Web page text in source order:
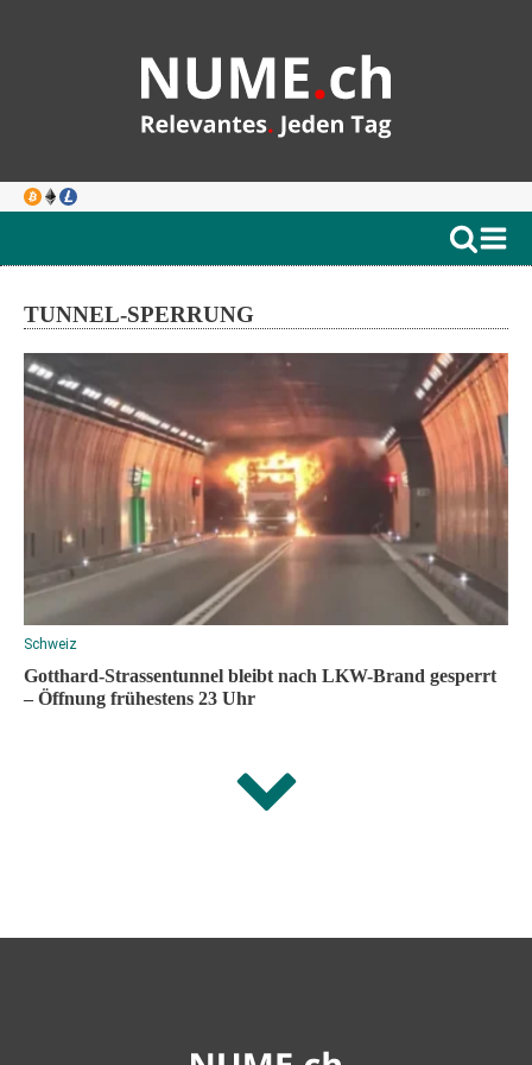
TUNNEL-SPERRUNG
Schweiz
Gotthard-Strassentunnel bleibt nach LKW-Brand gesperrt
– Öffnung frühestens 23 Uhr